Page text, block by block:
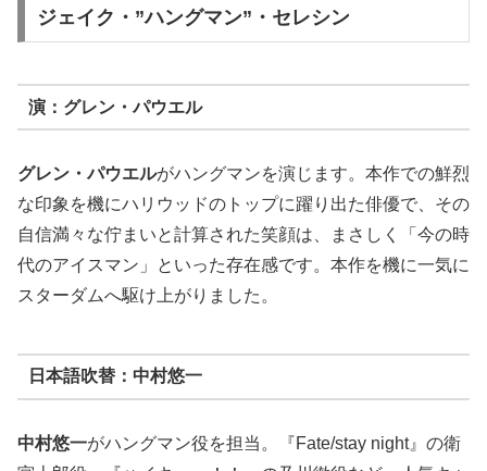
ジェイク・”ハングマン”・セレシン
演：グレン・パウエル
グレン・パウエルがハングマンを演じます。本作での鮮烈
な印象を機にハリウッドのトップに躍り出た俳優で、その
自信満々な佇まいと計算された笑顔は、まさしく「今の時
代のアイスマン」といった存在感です。本作を機に一気に
スターダムへ駆け上がりました。
日本語吹替：中村悠一
中村悠一がハングマン役を担当。『Fate/stay night』の衛